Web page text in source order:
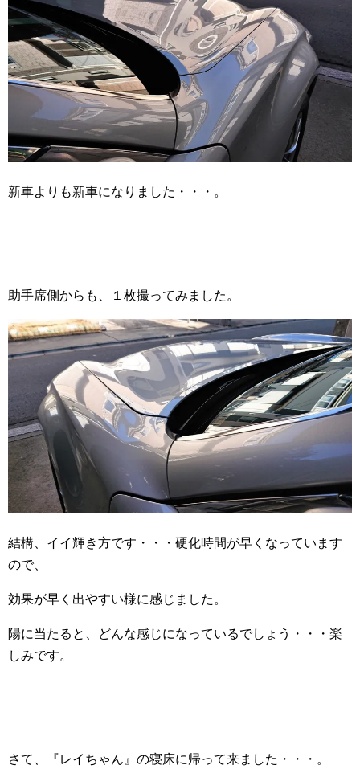
新車よりも新車になりました・・・。
助手席側からも、１枚撮ってみました。
結構、イイ輝き方です・・・硬化時間が早くなっています
ので、
効果が早く出やすい様に感じました。
陽に当たると、どんな感じになっているでしょう・・・楽
しみです。
さて、『レイちゃん』の寝床に帰って来ました・・・。